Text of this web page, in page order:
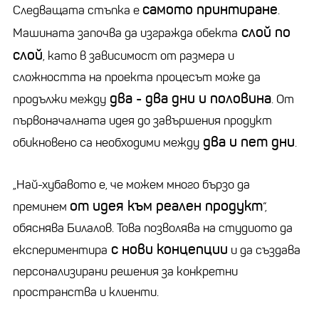
Следващата стъпка есамото принтиране.
Машината започва да изгражда обекта слой по
слой, като в зависимост от размера и
сложността на проекта процесът може да
продължи между два - два дни и половина. От
първоначалната идея до завършения продукт
обикновено са необходими между два и пет дни.
„Най-хубавото е, че можем много бързо да
преминем от идея към реален продукт“,
обяснява Билалов. Това позволява на студиото да
експериментира с нови концепции и да създава
персонализирани решения за конкретни
пространства и клиенти.